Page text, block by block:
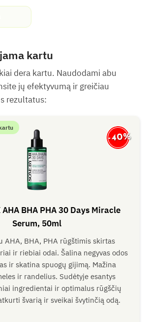
kartu
dera kartu. Naudodami abu
jų efektyvumą ir greičiau
rezultatus:
-40%
AHA BHA PHA 30 Days Miracle
Serum, 50ml
AHA, BHA, PHA rūgštimis skirtas
ir riebiai odai. Šalina negyvas odos
ir skatina spuogų gijimą. Mažina
ir randelius. Sudėtyje esantys
ingredientai ir optimalus rūgščių
švarią ir sveikai švytinčią odą.